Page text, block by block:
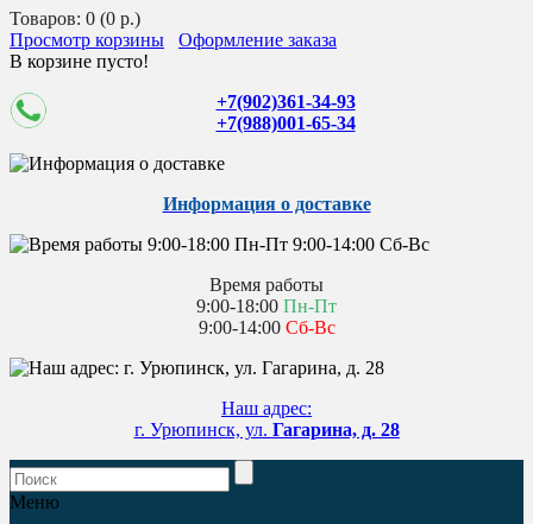
Товаров: 0 (0 р.)
Просмотр корзины
Оформление заказа
В корзине пусто!
+7(902)361-34-93
+7(988)001-65-34
Информация о доставке
Время работы
9:00-18:00 Пн-Пт
9:00-14:00 Сб-Вс
Наш адрес:
г. Урюпинск, ул. Гагарина, д. 28
Меню